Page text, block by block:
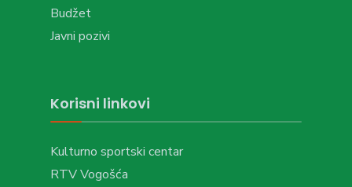
Budžet
Javni pozivi
Korisni linkovi
Kulturno sportski centar
RTV Vogošća